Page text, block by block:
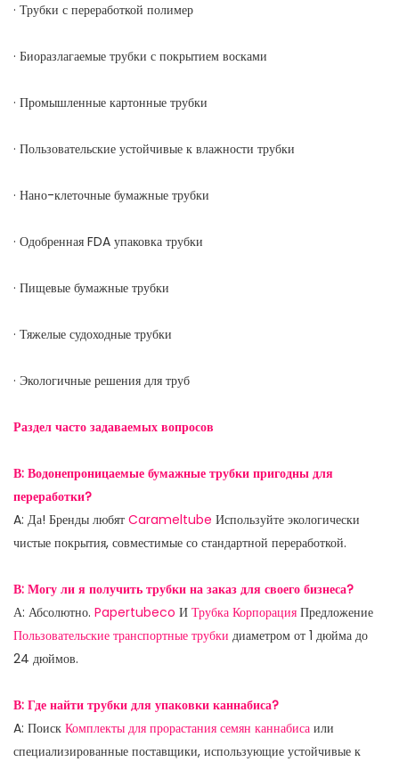
· Трубки с переработкой полимер
· Биоразлагаемые трубки с покрытием восками
· Промышленные картонные трубки
· Пользовательские устойчивые к влажности трубки
· Нано-клеточные бумажные трубки
· Одобренная FDA упаковка трубки
· Пищевые бумажные трубки
· Тяжелые судоходные трубки
· Экологичные решения для труб
Раздел часто задаваемых вопросов
В: Водонепроницаемые бумажные трубки пригодны для
переработки?
A: Да! Бренды любят Carameltube Используйте экологически
чистые покрытия, совместимые со стандартной переработкой.
В: Могу ли я получить трубки на заказ для своего бизнеса?
А: Абсолютно. Papertubeco И Трубка Корпорация Предложение
Пользовательские транспортные трубки диаметром от 1 дюйма до
24 дюймов.
В: Где найти трубки для упаковки каннабиса?
A: Поиск Комплекты для прорастания семян каннабиса или
специализированные поставщики, использующие устойчивые к